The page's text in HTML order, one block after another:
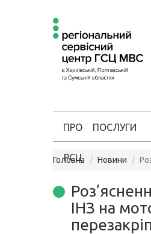
ПРО
РСЦ
ПОСЛУГИ
Головна Новини
ІНЗ на